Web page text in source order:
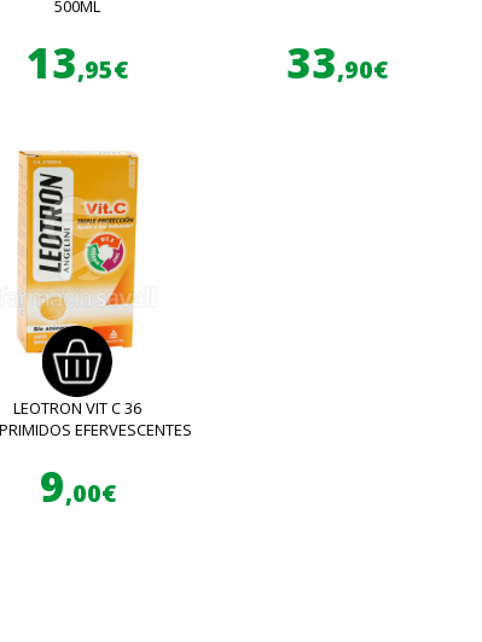
500ML
13,95€ 33,90€
LEOTRON VIT C 36
EFERVESCENTES
9,00€